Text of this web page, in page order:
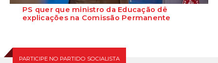
PS quer que ministro da Educação dê
explicações na Comissão Permanente
PARTICIPE NO PARTIDO SOCIALISTA